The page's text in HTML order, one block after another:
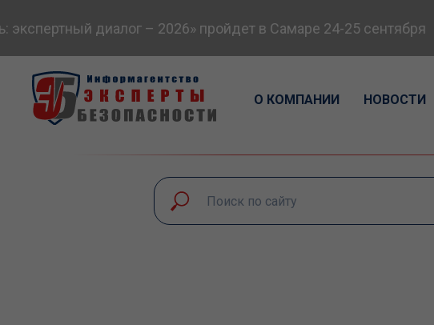
диалог – 2026» пройдет в Самаре 24-25 сентября
О КОМПАНИИ НОВОСТИ